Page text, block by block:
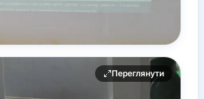
Переглянути